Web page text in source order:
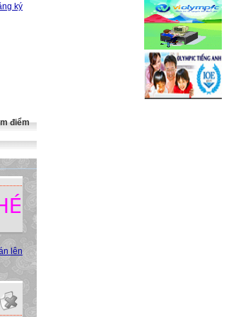
ký
điểm
TRANG WEBSITE
lên